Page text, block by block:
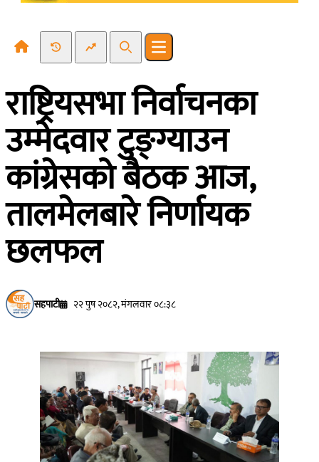
Recent NewsTrending News
SearchOpen main menu
राष्ट्रियसभा निर्वाचनका
उम्मेदवार टुङ्ग्याउन
कांग्रेसको बैठक आज,
तालमेलबारे निर्णायक
छलफल
सहपाटी २२ पुष २०८२, मंगलवार ०८:३८